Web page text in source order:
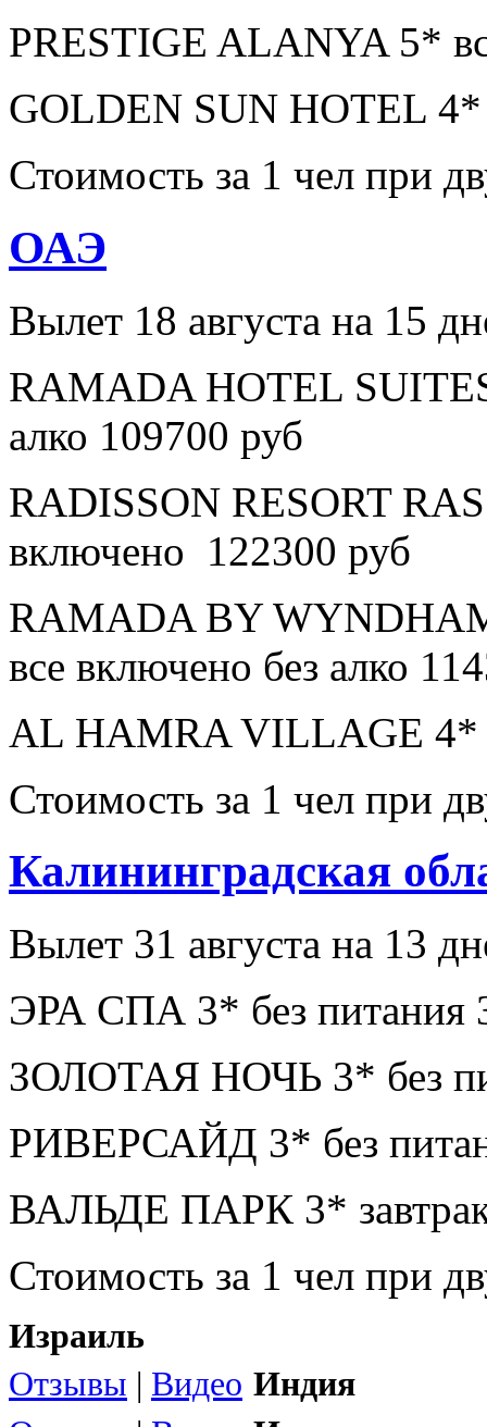
PRESTIGE ALANYA 5*
GOLDEN SUN HOTEL 4*
Стоимость за 1 чел при
ОАЭ
Вылет 18 августа на 15
RAMADA HOTEL
алко 109700 руб
RADISSON RESORT
включено 122300 руб
RAMADA BY
все включено без алко
AL HAMRA VILLAGE 4*
Стоимость за 1 чел при
Калининградская
Вылет 31 августа на 13
ЭРА СПА 3* без питания
ЗОЛОТАЯ НОЧЬ 3* без
РИВЕРСАЙД 3* без
ВАЛЬДЕ ПАРК 3*
Стоимость за 1 чел при
Израиль
Отзывы | Видео Индия